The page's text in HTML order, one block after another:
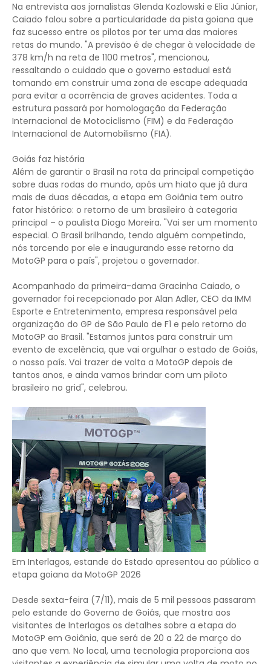
Na entrevista aos jornalistas Glenda Kozlowski e Elia Júnior,
Caiado falou sobre a particularidade da pista goiana que
faz sucesso entre os pilotos por ter uma das maiores
retas do mundo. "A previsão é de chegar à velocidade de
378 km/h na reta de 1100 metros", mencionou,
ressaltando o cuidado que o governo estadual está
tomando em construir uma zona de escape adequada
para evitar a ocorrência de graves acidentes. Toda a
estrutura passará por homologação da Federação
Internacional de Motociclismo (FIM) e da Federação
Internacional de Automobilismo (FIA).
Goiás faz história
Além de garantir o Brasil na rota da principal competição
sobre duas rodas do mundo, após um hiato que já dura
mais de duas décadas, a etapa em Goiânia tem outro
fator histórico: o retorno de um brasileiro à categoria
principal – o paulista Diogo Moreira. "Vai ser um momento
especial. O Brasil brilhando, tendo alguém competindo,
nós torcendo por ele e inaugurando esse retorno da
MotoGP para o país", projetou o governador.
Acompanhado da primeira-dama Gracinha Caiado, o
governador foi recepcionado por Alan Adler, CEO da IMM
Esporte e Entretenimento, empresa responsável pela
organização do GP de São Paulo de F1 e pelo retorno do
MotoGP ao Brasil. "Estamos juntos para construir um
evento de excelência, que vai orgulhar o estado de Goiás,
o nosso país. Vai trazer de volta a MotoGP depois de
tantos anos, e ainda vamos brindar com um piloto
brasileiro no grid", celebrou.
Em Interlagos, estande do Estado apresentou ao público a
etapa goiana da MotoGP 2026
Desde sexta-feira (7/11), mais de 5 mil pessoas passaram
pelo estande do Governo de Goiás, que mostra aos
visitantes de Interlagos os detalhes sobre a etapa do
MotoGP em Goiânia, que será de 20 a 22 de março do
ano que vem. No local, uma tecnologia proporciona aos